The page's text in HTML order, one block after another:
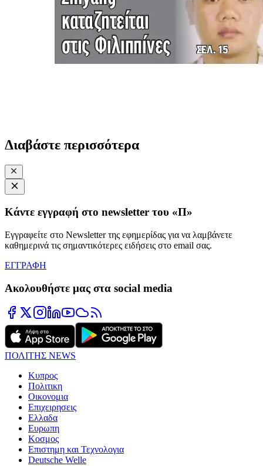
Διαβάστε περισσότερα
Κάντε εγγραφή στο newsletter του «Π»
Εγγραφείτε στο Newsletter της εφημερίδας για να λαμβάνετε
καθημερινά τις σημαντικότερες ειδήσεις στο email σας.
ΕΓΓΡΑΦΗ
Ακολουθήστε μας στα social media
ΠΟΛΙΤΗΣ NEWS
Κυπρος
Πολιτικη
Οικονομια
Επιχειρησεις
Ελλαδα
Ευρωπη
Κοσμος
Επιστημη και Τεχνολογια
Deutsche Welle